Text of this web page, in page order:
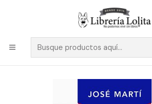
Despacho a todo Chile
Marti En Su Universo Una